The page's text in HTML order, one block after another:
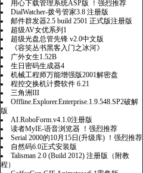
用心下载管理系统ASP版 ！强烈推荐
DialWatcher-拨号管家3.8 注册版
邮件群发器2.5 build 2501 正式版注册版
超级AV女优系列1
超级光盘总管先锋 v2.0中文版
《容笑丛书黑客入门之冰河》
广外女生1.52B
生日密码生成器4
机械工程师万能增强版2001解密盘
程控交换机计费软件 6.21
三角洲III
Offline.Explorer.Enterprise.1.9.548.SP2破解
版
AI.RoboForm.v4.1.0注册版
读者MyIE-语音浏览器 ！强烈推荐
Serial 2000的10月15日(升级库) ！强烈推荐
自然码6.0正式安装版
Talisman 2.0 (Build 2012) 注册版（附教
程）